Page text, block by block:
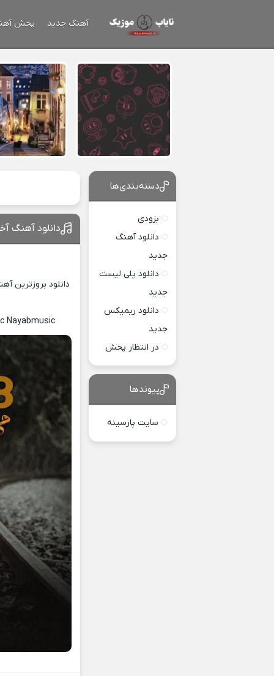
آهنگ جدید پخش
دانلود آهنگ
دانلود بروزترین
Nayabmusic
دسته‌بندی‌ها
بزودی
دانلود آهنگ
جدید
دانلود پلی لیست
جدید
دانلود ریمیکس
جدید
در انتظار پخش
پیوندها
سایت پارسینه